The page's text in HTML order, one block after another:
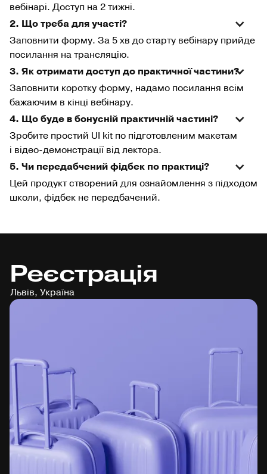
вебінарі. Доступ на 2 тижні.
2. Що треба для участі?
Заповнити форму. За 5 хв до старту вебінару прийде
посилання на трансляцію.
3. Як отримати доступ до практичної частини?
Заповнити коротку форму, надамо посилання всім
бажаючим в кінці вебінару.
4. Що буде в бонусній практичній частині?
Зробите простий UI kit по підготовленим макетам
і відео-демонстрації від лектора.
5. Чи передабчений фідбек по практиці?
Цей продукт створений для ознайомлення з підходом
школи, фідбек не передбачений.
Реєстрація
Львів, Україна